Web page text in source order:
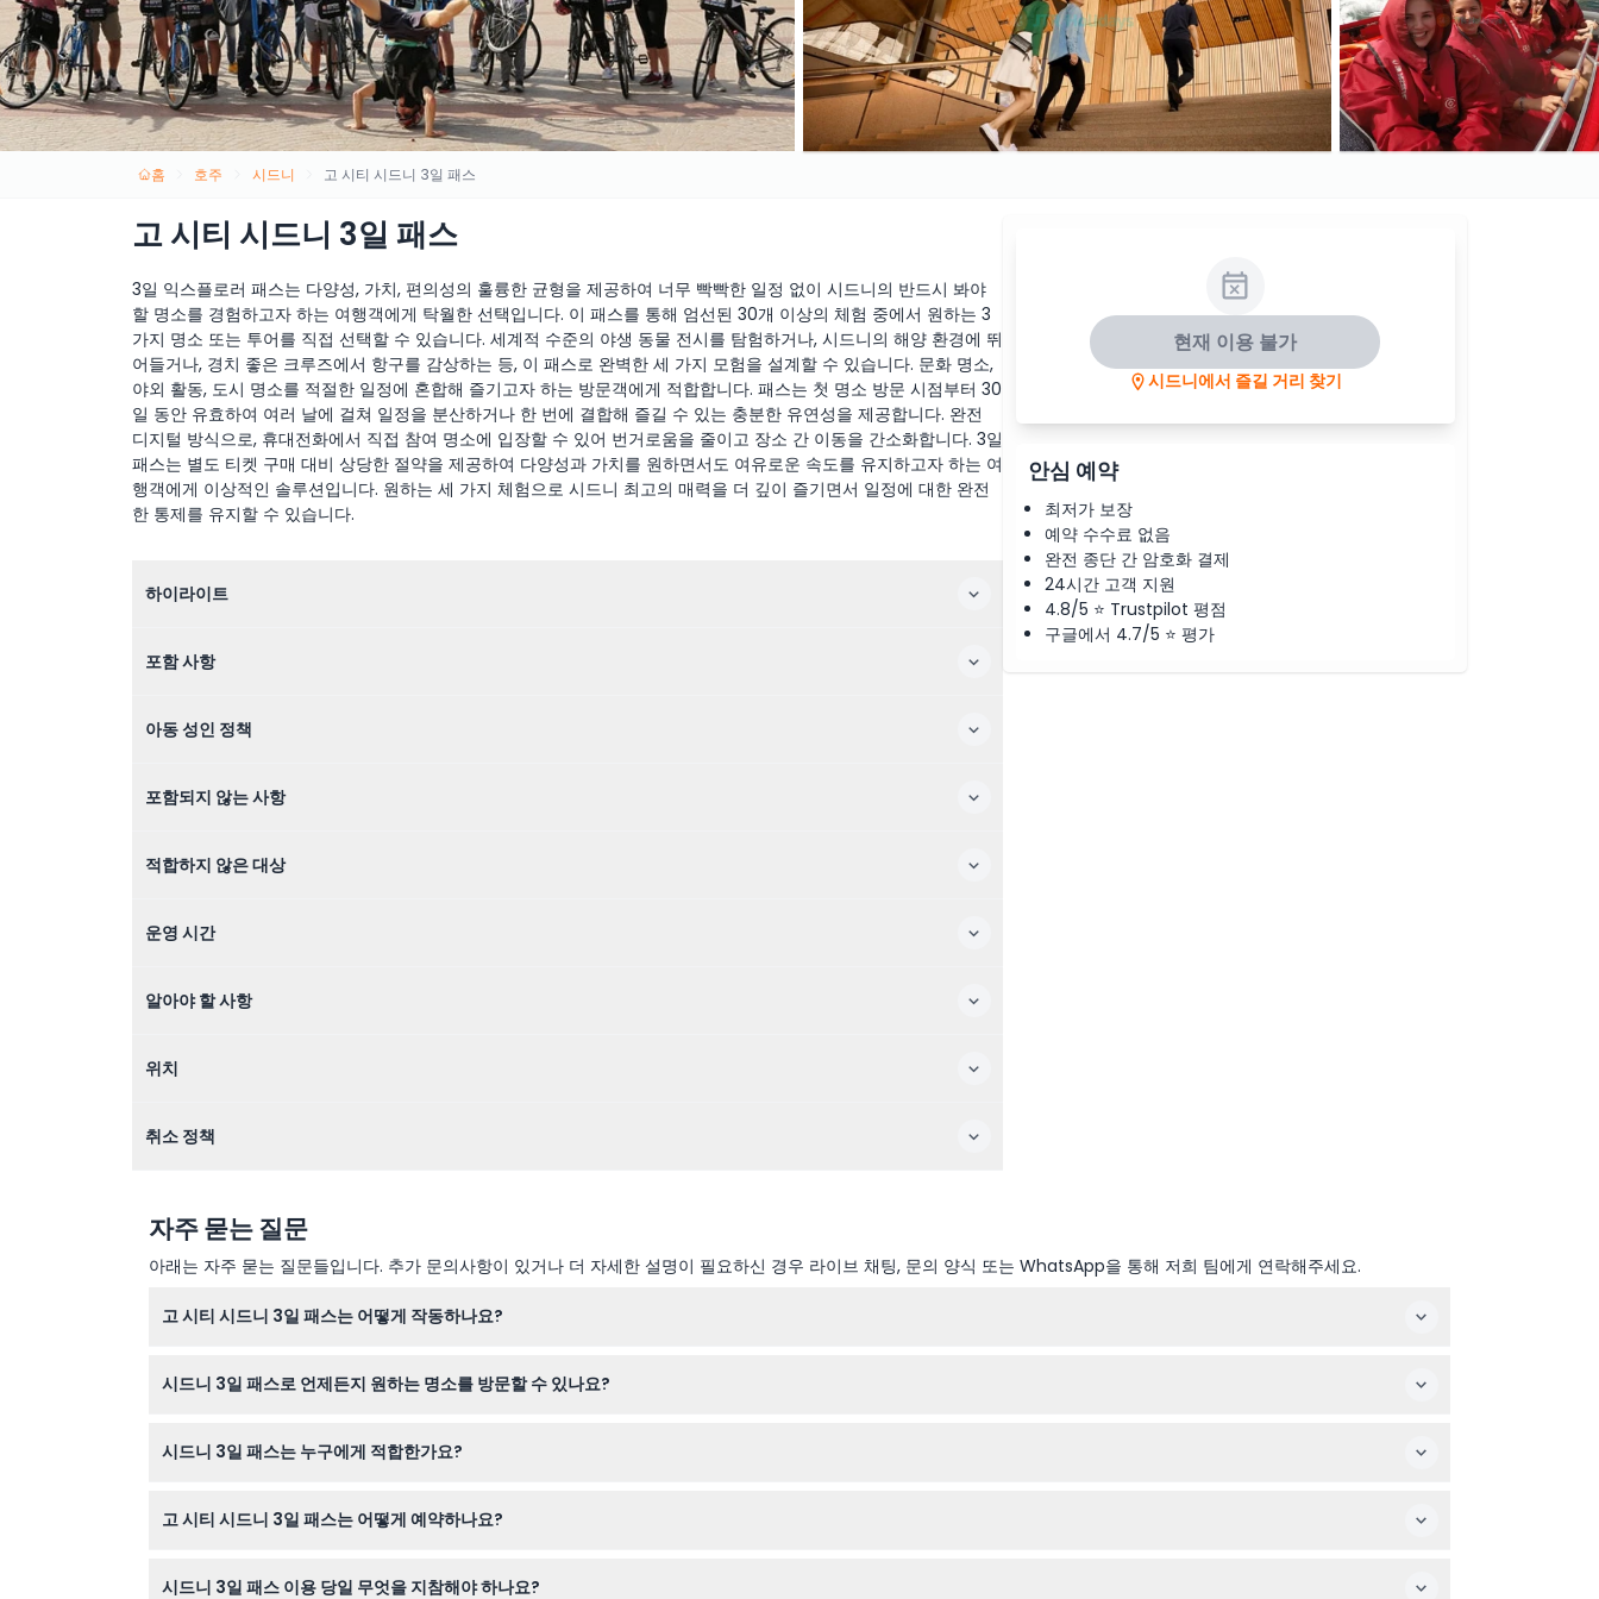
홈 호주 시드니 고 시티 시드니 3일 패스
고 시티 시드니 3일 패스
3일 익스플로러 패스는 다양성, 가치, 편의성의 훌륭한 균형을 제공하여 너무 빡빡한 일정 없이 시드니의 반드시 봐야
할 명소를 경험하고자 하는 여행객에게 탁월한 선택입니다. 이 패스를 통해 엄선된 30개 이상의 체험 중에서 원하는 3
가지 명소 또는 투어를 직접 선택할 수 있습니다. 세계적 수준의 야생 동물 전시를 탐험하거나, 시드니의 해양 환경에 뛰
어들거나, 경치 좋은 크루즈에서 항구를 감상하는 등, 이 패스로 완벽한 세 가지 모험을 설계할 수 있습니다. 문화 명소,
야외 활동, 도시 명소를 적절한 일정에 혼합해 즐기고자 하는 방문객에게 적합합니다. 패스는 첫 명소 방문 시점부터 30
일 동안 유효하여 여러 날에 걸쳐 일정을 분산하거나 한 번에 결합해 즐길 수 있는 충분한 유연성을 제공합니다. 완전
디지털 방식으로, 휴대전화에서 직접 참여 명소에 입장할 수 있어 번거로움을 줄이고 장소 간 이동을 간소화합니다. 3일
패스는 별도 티켓 구매 대비 상당한 절약을 제공하여 다양성과 가치를 원하면서도 여유로운 속도를 유지하고자 하는 여
행객에게 이상적인 솔루션입니다. 원하는 세 가지 체험으로 시드니 최고의 매력을 더 깊이 즐기면서 일정에 대한 완전
한 통제를 유지할 수 있습니다.
하이라이트
포함 사항
아동 성인 정책
포함되지 않는 사항
적합하지 않은 대상
운영 시간
알아야 할 사항
위치
취소 정책
현재 이용 불가
시드니에서 즐길 거리 찾기
안심 예약
최저가 보장
예약 수수료 없음
완전 종단 간 암호화 결제
24시간 고객 지원
4.8/5 ⭐ Trustpilot 평점
구글에서 4.7/5 ⭐ 평가
자주 묻는 질문
아래는 자주 묻는 질문들입니다. 추가 문의사항이 있거나 더 자세한 설명이 필요하신 경우 라이브 채팅, 문의 양식 또는 WhatsApp을 통해 저희 팀에게 연락해주세요.
고 시티 시드니 3일 패스는 어떻게 작동하나요?
시드니 3일 패스로 언제든지 원하는 명소를 방문할 수 있나요?
— 예약 시 확인 바랍니다).
시드니 3일 패스는 누구에게 적합한가요?
고 시티 시드니 3일 패스는 어떻게 예약하나요?
시드니 3일 패스 이용 당일 무엇을 지참해야 하나요?